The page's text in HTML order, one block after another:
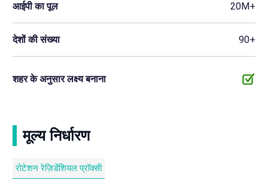
आईपी का पूल 20M+
देशों की संख्या 90+
शहर के अनुसार लक्ष्य बनाना
मूल्य निर्धारण
रोटेशन रेज़िडेंशियल प्रॉक्सी